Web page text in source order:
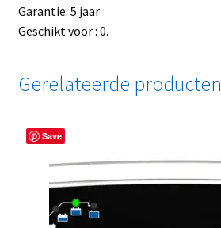
Garantie: 5 jaar
Geschikt voor : 0.
Gerelateerde producten
Save